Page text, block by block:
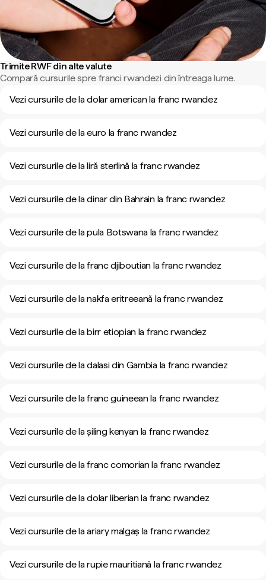
Trimite RWF din alte valute
Compară cursurile spre franci rwandezi din întreaga lume.
Vezi cursurile de la dolar american la franc rwandez
Vezi cursurile de la euro la franc rwandez
Vezi cursurile de la liră sterlină la franc rwandez
Vezi cursurile de la dinar din Bahrain la franc rwandez
Vezi cursurile de la pula Botswana la franc rwandez
Vezi cursurile de la franc djiboutian la franc rwandez
Vezi cursurile de la nakfa eritreeană la franc rwandez
Vezi cursurile de la birr etiopian la franc rwandez
Vezi cursurile de la dalasi din Gambia la franc rwandez
Vezi cursurile de la franc guineean la franc rwandez
Vezi cursurile de la șiling kenyan la franc rwandez
Vezi cursurile de la franc comorian la franc rwandez
Vezi cursurile de la dolar liberian la franc rwandez
Vezi cursurile de la ariary malgaș la franc rwandez
Vezi cursurile de la rupie mauritiană la franc rwandez